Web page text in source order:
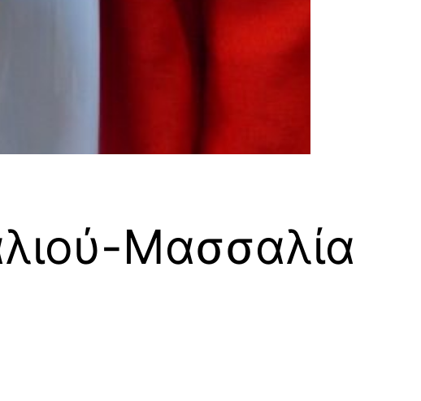
Μασσαλία